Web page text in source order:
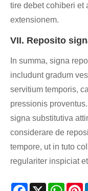
tire debet cohiberi et
extensionem.
VII. Reposito
In summa, signa
includunt gradum
servitium temporis,
pressionis
signa substitutiva
considerare de
tempore, ut in tuto
regulariter inspiciat